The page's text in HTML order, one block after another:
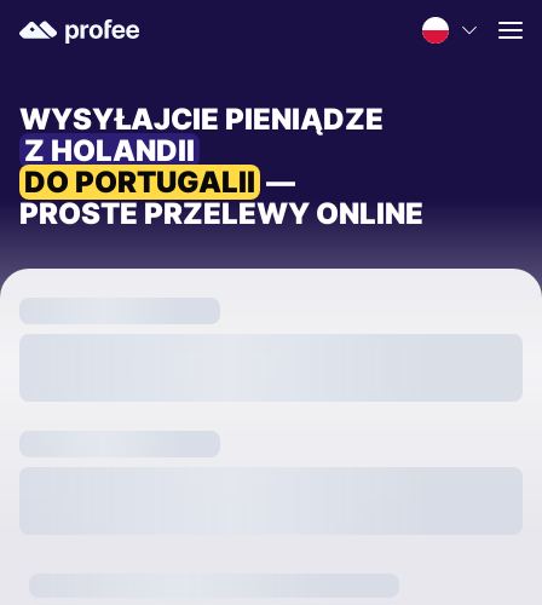
WYSYŁAJCIE PIENIĄDZE
Z HOLANDII
DO PORTUGALII —
PROSTE PRZELEWY ONLINE